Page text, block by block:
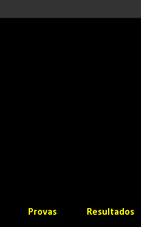
Provas Resultados